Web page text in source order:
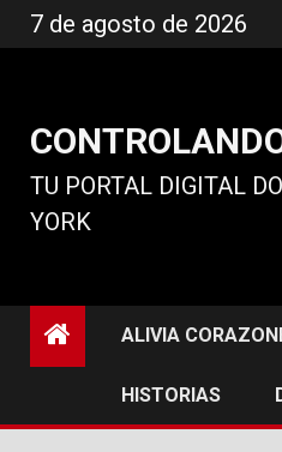
al
7 de agosto de 2026
TU PORTAL DIGITAL
YORK
ALIVIA
HISTORIAS